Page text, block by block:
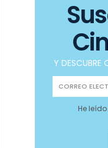
Y DESCUBRE
He